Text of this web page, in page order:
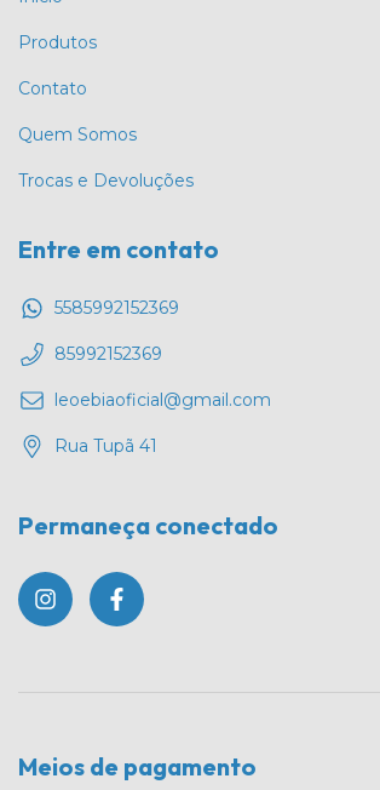
Produtos
Contato
Quem Somos
Trocas e Devoluções
Entre em contato
5585992152369
85992152369
leoebiaoficial@gmail.com
Rua Tupã 41
Permaneça conectado
Meios de pagamento